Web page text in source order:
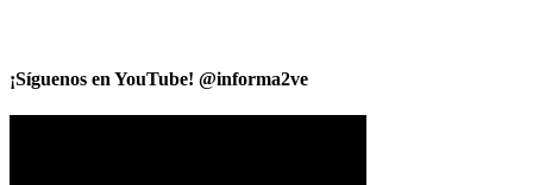
¡Síguenos en YouTube! @informa2ve